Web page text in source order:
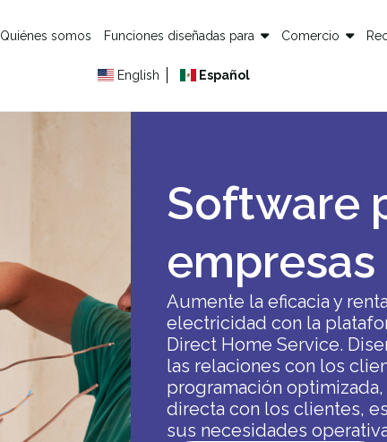
Quiénes somos Funciones diseñadas para Comercio
English Español
Software
Aumente la eficacia y
electricidad con la
Direct Home Service.
las relaciones con los
programación
directa con los clientes,
sus necesidades